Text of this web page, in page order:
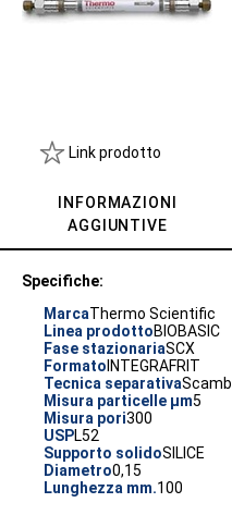
Link prodotto
INFORMAZIONI
AGGIUNTIVE
Specifiche:
MarcaThermo Scientific
Linea prodottoBIOBASIC
Fase stazionariaSCX
Formato INTEGRAFRIT
Tecnica separativa
Misura particelle µm5
Misura pori300
USPL52
Supporto solidoSILICE
Diametro0,15
Lunghezza mm.100